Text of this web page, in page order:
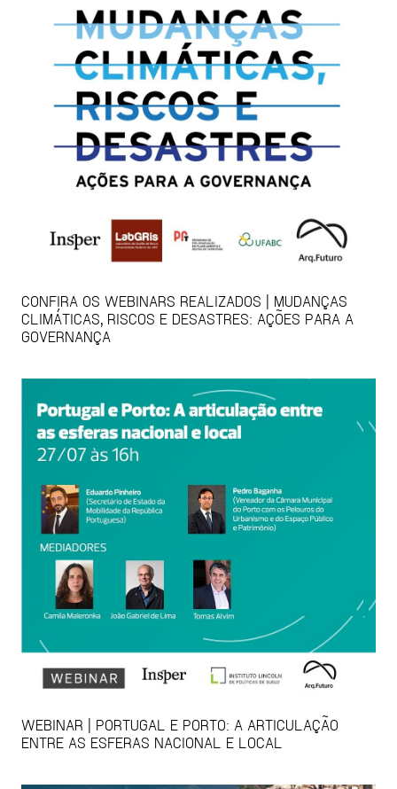
CONFIRA OS WEBINARS REALIZADOS | MUDANÇAS
CLIMÁTICAS, RISCOS E DESASTRES: AÇÕES PARA A
GOVERNANÇA
WEBINAR | PORTUGAL E PORTO: A ARTICULAÇÃO
ENTRE AS ESFERAS NACIONAL E LOCAL